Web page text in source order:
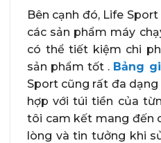
Bên cạnh đó, Life
các sản phẩm máy
có thể tiết kiệm chi
sản phẩm tốt . Bảng
Sport cũng rất đa
hợp với túi tiền của
tôi cam kết mang đến
lòng và tin tưởng khi